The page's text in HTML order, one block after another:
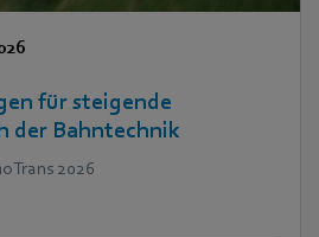
für steigende
der Bahntechnik
2026